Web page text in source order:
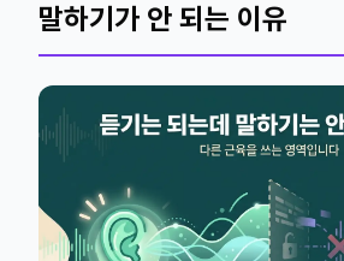
말하기가 안 되는 이유